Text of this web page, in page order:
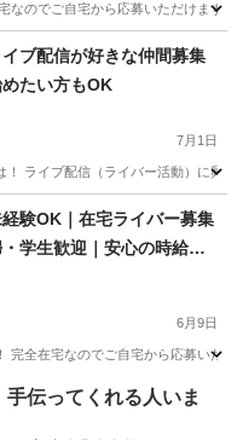
なのでご自宅から応募いただけま
イブ配信が好きな仲間募集
たい方もOK
7月1日
ライブ配信（ライバー活動）に
経験OK｜在宅ライバー募集
・学生歓迎｜安心の時給あ
6月9日
完全在宅なのでご自宅から応募い
伝ってくれる人いま